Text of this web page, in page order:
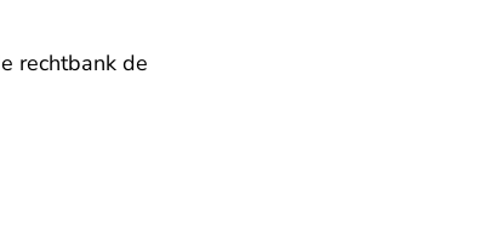
rechtbank de